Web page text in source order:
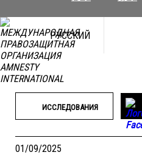
РУССКИЙ
ИССЛЕДОВАНИЯ
01/09/2025